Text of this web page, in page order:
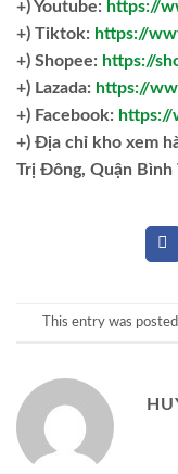
+) Youtube: https://
+) Tiktok: https://
+) Shopee: https://
+) Lazada: https://
+) Facebook: https://
+) Địa chỉ kho xem
Trị Đông, Quận Bình
This entry was